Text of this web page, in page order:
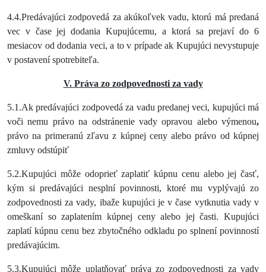
4.4.Predávajúci zodpovedá za akúkoľvek vadu, ktorú má predaná
vec v čase jej dodania Kupujúcemu, a ktorá sa prejaví do 6
mesiacov od dodania veci, a to v prípade ak Kupujúci nevystupuje
v postavení spotrebiteľa.
V. Práva zo zodpovednosti za vady
5.1.Ak predávajúci zodpovedá za vadu predanej veci, kupujúci má
voči nemu právo na odstránenie vady opravou alebo výmenou,
právo na primeranú zľavu z kúpnej ceny alebo právo od kúpnej
zmluvy odstúpiť
5.2.Kupujúci môže odoprieť zaplatiť kúpnu cenu alebo jej časť,
kým si predávajúci nesplní povinnosti, ktoré mu vyplývajú zo
zodpovednosti za vady, ibaže kupujúci je v čase vytknutia vady v
omeškaní so zaplatením kúpnej ceny alebo jej časti. Kupujúci
zaplatí kúpnu cenu bez zbytočného odkladu po splnení povinností
predávajúcim.
5.3.Kupujúci môže uplatňovať práva zo zodpovednosti za vady